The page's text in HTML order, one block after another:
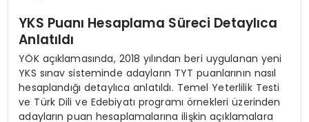
YKS Puanı Hesaplama Süreci Detaylıca
Anlatıldı
YÖK açıklamasında, 2018 yılından beri uygulanan yeni
YKS sınav sisteminde adayların TYT puanlarının nasıl
hesaplandığı detaylıca anlatıldı. Temel Yeterlilik Testi
ve Türk Dili ve Edebiyatı programı örnekleri üzerinden
adayların puan hesaplamalarına ilişkin açıklamalara